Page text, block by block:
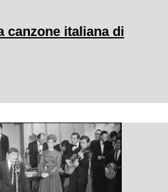
canzone italiana di